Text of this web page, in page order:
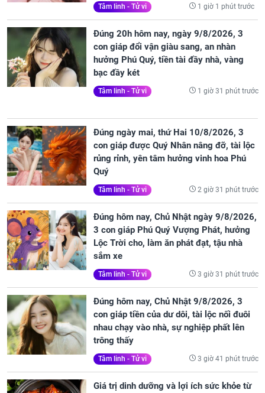
Tâm linh - Tử vi 1 giờ 1 phút trước
Đúng 20h hôm nay, ngày 9/8/2026, 3
con giáp đổi vận giàu sang, an nhàn
hưởng Phú Quý, tiền tài đầy nhà, vàng
bạc đầy két
Tâm linh - Tử vi 1 giờ 31 phút trước
Đúng ngày mai, thứ Hai 10/8/2026, 3
con giáp được Quý Nhân nâng đỡ, tài lộc
rủng rỉnh, yên tâm hưởng vinh hoa Phú
Quý
Tâm linh - Tử vi 2 giờ 31 phút trước
Đúng hôm nay, Chủ Nhật ngày 9/8/2026,
3 con giáp Phú Quý Vượng Phát, hưởng
Lộc Trời cho, làm ăn phát đạt, tậu nhà
sắm xe
Tâm linh - Tử vi 3 giờ 31 phút trước
Đúng hôm nay, Chủ Nhật 9/8/2026, 3
con giáp tiền của dư dôi, tài lộc nối đuôi
nhau chạy vào nhà, sự nghiệp phất lên
trông thấy
Tâm linh - Tử vi 3 giờ 41 phút trước
Giá trị dinh dưỡng và lợi ích sức khỏe từ